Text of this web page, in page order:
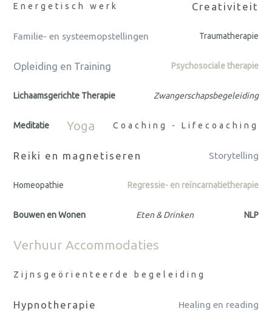
Energetisch werk Creativiteit
Familie- en systeemopstellingen Traumatherapie
Opleiding en Training Psychosociale therapie
Lichaamsgerichte Therapie Zwangerschapsbegeleiding
Meditatie Yoga Coaching - Lifecoaching
Reiki en magnetiseren Storytelling
Homeopathie Regressie- en reïncarnatietherapie
Bouwen en Wonen Eten & Drinken NLP
Verhuur Accommodaties
Zijnsgeörienteerde begeleiding
Hypnotherapie Healing en reading